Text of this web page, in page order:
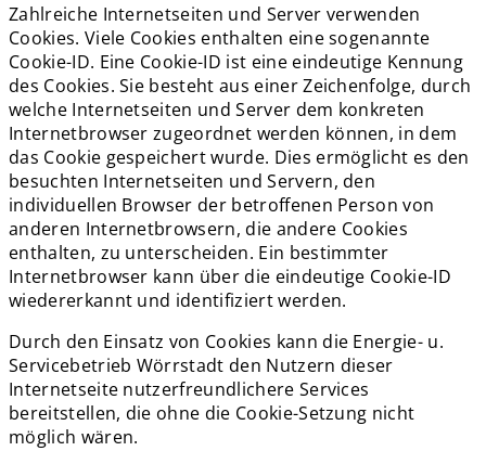
Zahlreiche Internetseiten und Server verwenden
Cookies. Viele Cookies enthalten eine sogenannte
Cookie-ID. Eine Cookie-ID ist eine eindeutige Kennung
des Cookies. Sie besteht aus einer Zeichenfolge, durch
welche Internetseiten und Server dem konkreten
Internetbrowser zugeordnet werden können, in dem
das Cookie gespeichert wurde. Dies ermöglicht es den
besuchten Internetseiten und Servern, den
individuellen Browser der betroffenen Person von
anderen Internetbrowsern, die andere Cookies
enthalten, zu unterscheiden. Ein bestimmter
Internetbrowser kann über die eindeutige Cookie-ID
wiedererkannt und identifiziert werden.
Durch den Einsatz von Cookies kann die Energie- u.
Servicebetrieb Wörrstadt den Nutzern dieser
Internetseite nutzerfreundlichere Services
bereitstellen, die ohne die Cookie-Setzung nicht
möglich wären.